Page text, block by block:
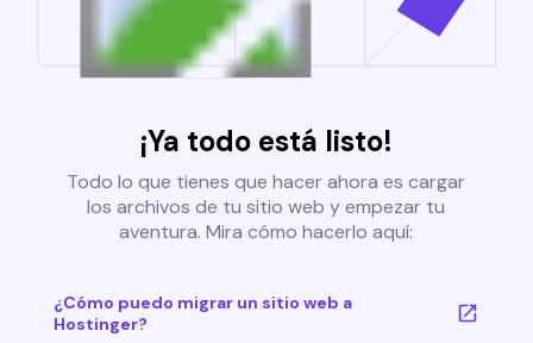
¡Ya todo está listo!
Todo lo que tienes que hacer ahora es cargar
los archivos de tu sitio web y empezar tu
aventura. Mira cómo hacerlo aquí:
¿Cómo puedo migrar un sitio web a
Hostinger?